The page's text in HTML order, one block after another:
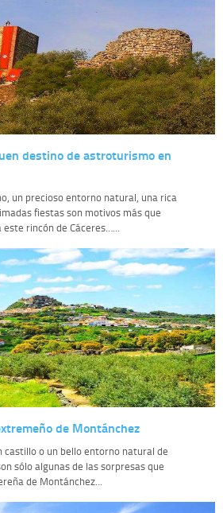
destino de astroturismo en
un precioso entorno natural, una rica
fiestas son motivos más que
rincón de Cáceres…...
de Montánchez
castillo o un bello entorno natural de
sólo algunas de las sorpresas que
de Montánchez...